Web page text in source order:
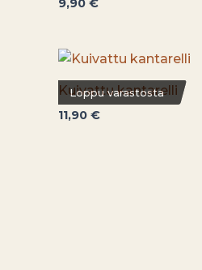
9,90 €
Loppu varastosta
Kuivattu kantarelli
11,90 €